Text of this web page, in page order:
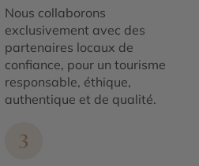
Nous collaborons
exclusivement avec des
partenaires locaux de
confiance, pour un tourisme
responsable, éthique,
authentique et de qualité.
3